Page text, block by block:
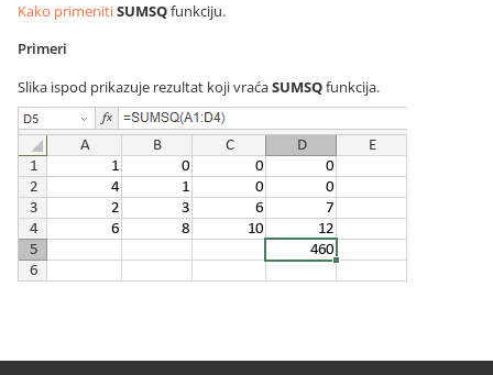
Kako primenitiSUMSQfunkciju.
Primeri
Slika ispod prikazuje rezultat koji vraćaSUMSQfunkcija.